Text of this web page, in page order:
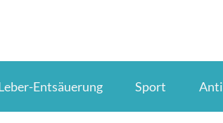
Entsäuerung Sport